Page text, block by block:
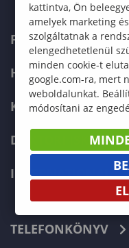
FELVÉTELIZŐKNEK
HALLGATÓKNAK
KÉPZÉSEK
DOKTORI ISKOLA
INTERNATIONAL
TELEFONKÖNYV
kattintva, Ön
amelyek marketing
szolgáltatnak a
elengedhetetlenül
minden cookie-t
google.com-ra, mert
weboldalunkat.
módosítani az